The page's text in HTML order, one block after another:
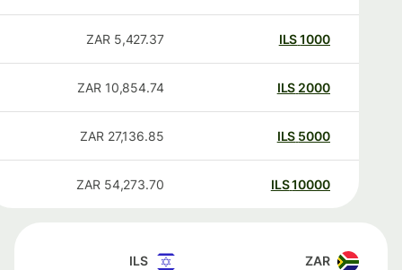
1000
ILS
5,427.37
ZAR
2000
ILS
10,854.74
ZAR
5000
ILS
27,136.85
ZAR
10000
ILS
54,273.70
ZAR
ZAR
ILS